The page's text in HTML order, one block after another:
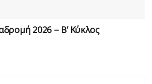
2026 – Β’ Κύκλος